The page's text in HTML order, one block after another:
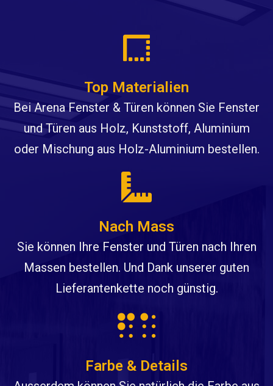
Top Materialien
Bei Arena Fenster & Türen können Sie Fenster
und Türen aus Holz, Kunststoff, Aluminium
oder Mischung aus Holz-Aluminium bestellen.
Nach Mass
Sie können Ihre Fenster und Türen nach Ihren
Massen bestellen. Und Dank unserer guten
Lieferantenkette noch günstig.
Farbe & Details